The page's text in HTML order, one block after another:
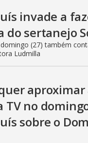
invade a
do sertanejo
(27) também
Ludmilla
aproximar
TV no
sobre o